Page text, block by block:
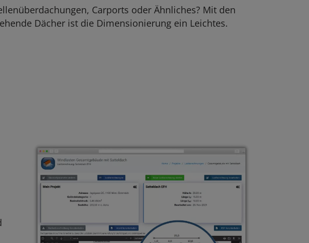
Carports oder Ähnliches? Mit den
Dächer ist die Dimensionierung ein Leichtes.